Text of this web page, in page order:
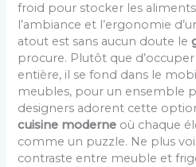
froid pour stocker les
l’ambiance et l’ergonomie
atout est sans aucun doute le
procure. Plutôt que
entière, il se fond dans le
meubles, pour un ensemble
designers adorent cette
cuisine moderne où chaque
comme un puzzle. Ne plus
contraste entre meuble et